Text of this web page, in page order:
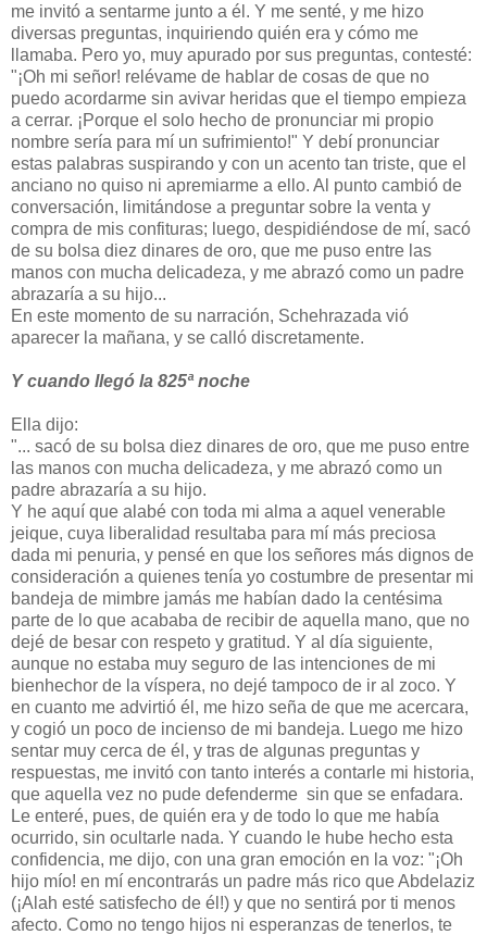
me invitó a sentarme junto a él. Y me senté, y me hizo
diversas preguntas, inquiriendo quién era y cómo me
llamaba. Pero yo, muy apurado por sus preguntas, contesté:
"¡Oh mi señor! relévame de hablar de cosas de que no
puedo acordarme sin avivar heridas que el tiempo empieza
a cerrar. ¡Porque el solo hecho de pronunciar mi propio
nombre sería para mí un sufrimiento!" Y debí pronunciar
estas palabras suspirando y con un acento tan triste, que el
anciano no quiso ni apremiarme a ello. Al punto cambió de
conversación, limitándose a preguntar sobre la venta y
compra de mis confituras; luego, despidiéndose de mí, sacó
de su bolsa diez dinares de oro, que me puso entre las
manos con mucha delicadeza, y me abrazó como un padre
abrazaría a su hijo...
En este momento de su narración, Schehrazada vió
aparecer la mañana, y se calló discretamente.
Y cuando llegó la 825ª noche
Ella dijo:
"... sacó de su bolsa diez dinares de oro, que me puso entre
las manos con mucha delicadeza, y me abrazó como un
padre abrazaría a su hijo.
Y he aquí que alabé con toda mi alma a aquel venerable
jeique, cuya liberalidad resultaba para mí más preciosa
dada mi penuria, y pensé en que los señores más dignos de
consideración a quienes tenía yo costumbre de presentar mi
bandeja de mimbre jamás me habían dado la centésima
parte de lo que acababa de recibir de aquella mano, que no
dejé de besar con respeto y gratitud. Y al día siguiente,
aunque no estaba muy seguro de las intenciones de mi
bienhechor de la víspera, no dejé tampoco de ir al zoco. Y
en cuanto me advirtió él, me hizo seña de que me acercara,
y cogió un poco de incienso de mi bandeja. Luego me hizo
sentar muy cerca de él, y tras de algunas preguntas y
respuestas, me invitó con tanto interés a contarle mi historia,
que aquella vez no pude defenderme sin que se enfadara.
Le enteré, pues, de quién era y de todo lo que me había
ocurrido, sin ocultarle nada. Y cuando le hube hecho esta
confidencia, me dijo, con una gran emoción en la voz: "¡Oh
hijo mío! en mí encontrarás un padre más rico que Abdelaziz
(¡Alah esté satisfecho de él!) y que no sentirá por ti menos
afecto. Como no tengo hijos ni esperanzas de tenerlos, te